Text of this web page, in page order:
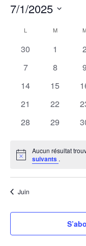
7/1/2025
de
L M
0
30
0
1
0
2
0
7
0
8
0
9
0
14
0
15
0
0
21
0
22
0
0
28
0
29
0
Notice
Aucun résultat
suivants .
Juin